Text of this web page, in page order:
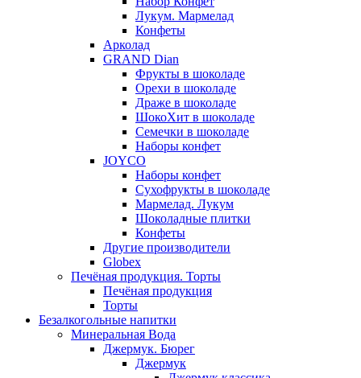
Лукум. Мармелад
Конфеты
Арколад
GRAND Dian
Фрукты в шоколаде
Орехи в шоколаде
Драже в шоколаде
ШокоХит в шоколаде
Семечки в шоколаде
Наборы конфет
JOYCO
Наборы конфет
Сухофрукты в шоколаде
Мармелад. Лукум
Шоколадные плитки
Конфеты
Другие производители
Globex
Печёная продукция. Торты
Печёная продукция
Торты
Безалкогольные напитки
Минеральная Вода
Джермук. Бюрег
Джермук